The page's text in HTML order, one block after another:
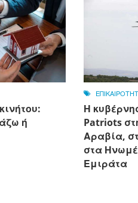
ή
Η
Patriots
Αραβία,
στα
Εμιράτα